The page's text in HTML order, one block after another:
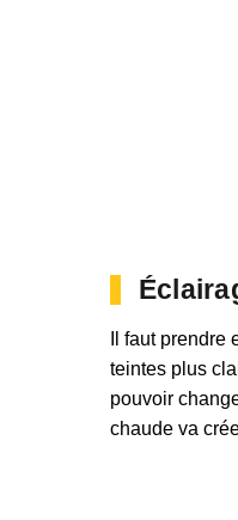
Il faut
teintes plus
pouvoir
chaude va